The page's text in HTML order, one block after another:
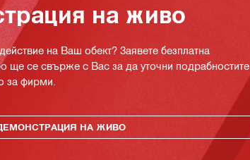
на живо
на Ваш обект? Заявете безплатна
ще се свърже с Вас за да уточни подрабностите
за фирми.
НА ЖИВО